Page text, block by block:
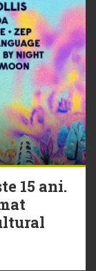
15 ani.